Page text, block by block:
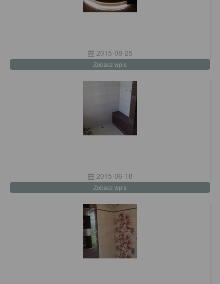
2015-08-25
Zobacz wpis
2015-06-18
Zobacz wpis